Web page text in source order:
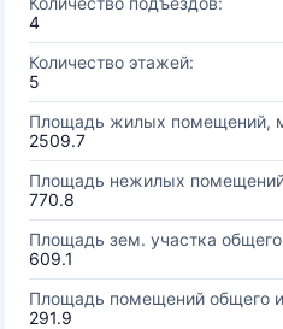
4
Количество этажей:
5
Площадь жилых помещений,
2509.7
Площадь нежилых
770.8
Площадь зем. участка
609.1
Площадь помещений общего
291.9